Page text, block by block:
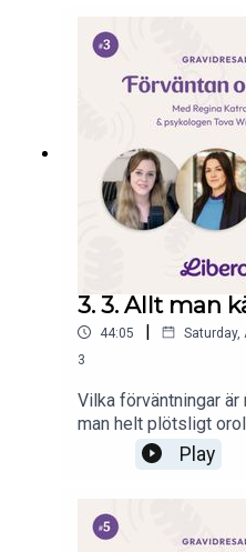
om det finns något
i form av stories om
Liberoklubben!
3. 3. Allt man
44:05 | Saturday,
3
Vilka förväntningar
man helt plötsligt
funktion att slå följe
Vår psykolog Tova
dem. Vi kikar också
pratar med
Play